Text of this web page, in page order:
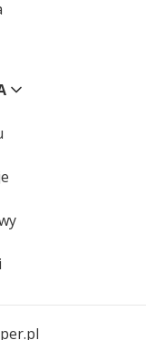
0. Zobacz szczegóły